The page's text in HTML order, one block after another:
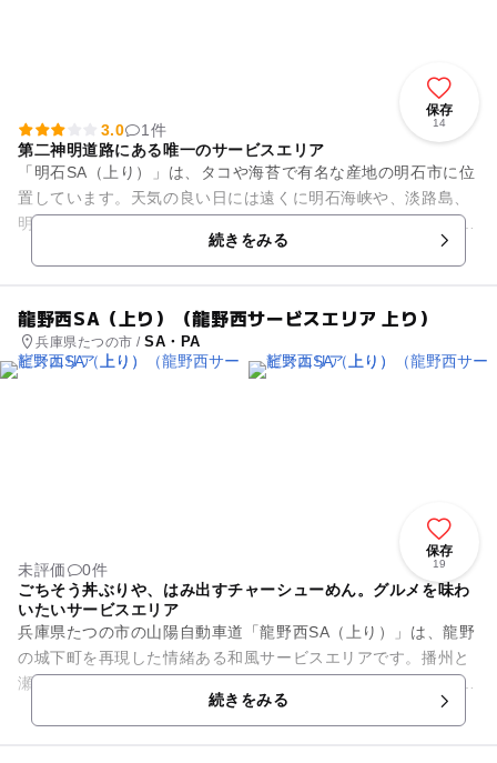
保存
14
3.0
1件
第二神明道路にある唯一のサービスエリア
「明石SA（上り）」は、タコや海苔で有名な産地の明石市に位
置しています。天気の良い日には遠くに明石海峡や、淡路島、
明石海峡大橋を望むことができます。 サービスエリア内には、
続きをみる
龍野西SA（上り）（龍野西サービスエリア 上り）
兵庫県たつの市 /SA・PA
保存
19
未評価
0件
ごちそう丼ぶりや、はみ出すチャーシューめん。グルメを味わ
いたいサービスエリア
兵庫県たつの市の山陽自動車道「龍野西SA（上り）」は、龍野
の城下町を再現した情緒ある和風サービスエリアです。播州と
瀬戸内の恵みが詰まったフードや商品がたくさん！ レストラン
続きをみる